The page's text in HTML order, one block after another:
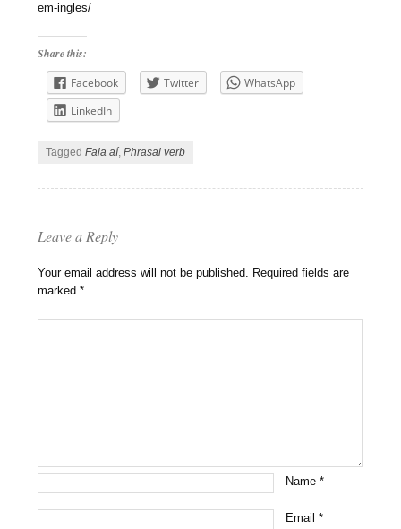
em-ingles/
Share this:
Facebook
Twitter
WhatsApp
LinkedIn
TaggedFala aí,Phrasal verb
Leave a Reply
Your email address will not be published. Required fields are
marked*
Name*
Email*